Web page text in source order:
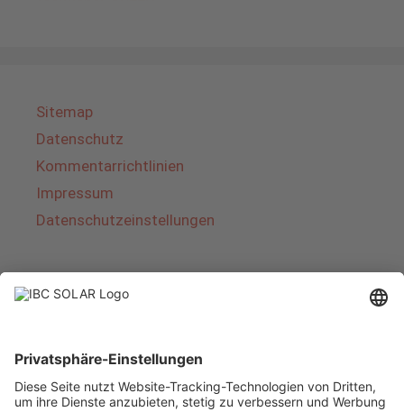
Sitemap
Datenschutz
Kommentarrichtlinien
Impressum
Datenschutzeinstellungen
Über IBC SOLAR
von Energielösungen und Dienstleistungen im
Bereich Photovoltaik und Speicher. Das
Unternehmen bietet Komplettsysteme an und